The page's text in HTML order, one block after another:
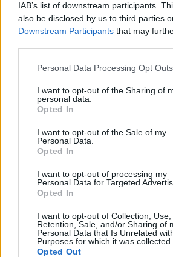
IAB’s list of downstream participants.
also be disclosed by us to third parties
Downstream Participants that may
Personal Data Processing Opt Outs
I want to opt-out of the Sharing of
personal data.
Opted In
I want to opt-out of the Sale of my
Personal Data.
Opted In
I want to opt-out of processing my
Personal Data for Targeted
Opted In
I want to opt-out of Collection, Use,
Retention, Sale, and/or Sharing of
Personal Data that Is Unrelated
Purposes for which it was collected.
Opted Out